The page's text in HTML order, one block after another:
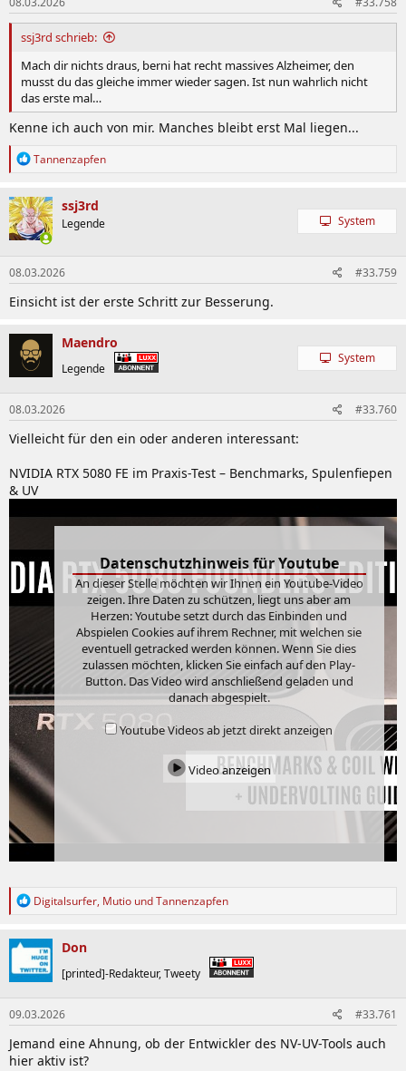
e
n
:
ssj3rd schrieb:
Mach dir nichts draus, berni hat recht massives Alzheimer, den
musst du das gleiche immer wieder sagen. Ist nun wahrlich nicht
das erste mal…
Kenne ich auch von mir. Manches bleibt erst Mal liegen...
R
k
t
i
o
n
e
n
:
Tannenzapfen
ssj3rd
Legende System
08.03.2026 #33.759
Einsicht ist der erste Schritt zur Besserung.
Maendro
Legende
System
08.03.2026 #33.760
Vielleicht für den ein oder anderen interessant:
NVIDIA RTX 5080 FE im Praxis-Test – Benchmarks, Spulenfiepen
& UV
Datenschutzhinweis für Youtube
An dieser Stelle möchten wir Ihnen ein Youtube-Video
zeigen. Ihre Daten zu schützen, liegt uns aber am
Herzen: Youtube setzt durch das Einbinden und
Abspielen Cookies auf ihrem Rechner, mit welchen sie
eventuell getracked werden können. Wenn Sie dies
zulassen möchten, klicken Sie einfach auf den Play-
Button. Das Video wird anschließend geladen und
danach abgespielt.
Youtube Videos ab jetzt direkt anzeigen
Video anzeigen
R
k
t
i
o
n
e
n
:
Digitalsurfer, Mutio undTannenzapfen
Don
[printed]-Redakteur, Tweety
09.03.2026 #33.761
Jemand eine Ahnung, ob der Entwickler des NV-UV-Tools auch
hier aktiv ist?